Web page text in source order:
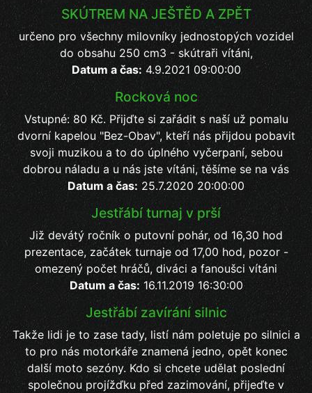
SKÚTREM NA JEŠTĚD A ZPĚT
určeno pro všechny milovníky jednostopých vozidel
do obsahu 250 cm3 - skútraři vítáni,
Datum a čas: 4.9.2021 09:00:00
Rocková noc
Vstupné: 80 Kč. Přijďte si zařádit s naší už pomalu
dvorní kapelou "Bez-Obav", kteří nás přijdou pobavit
svoji muzikou a to do úplného vyčerpaní, sebou
dobrou náladu a u nás jste vítáni, těšíme se na vás
Datum a čas: 25.7.2020 20:00:00
Jestřábí turnaj v prší
Již devátý ročník o putovní pohár, od 16,30 hod
prezentace, začátek turnaje od 17,00 hod, pozor -
omezený počet hráčů, diváci a fanoušci vítáni
Datum a čas: 16.11.2019 16:30:00
Jestřábí zavírání silnic
Takže lidi je to zase tady, listí nám poletuje po silnici a
to pro nás motorkáře znamená jedno, opět konec
další moto sezóny. Kdo si chcete udělat poslední
společnou projížďku před zazimování, přijeďte v